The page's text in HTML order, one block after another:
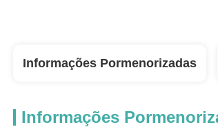
Informações Pormenorizadas
Informações